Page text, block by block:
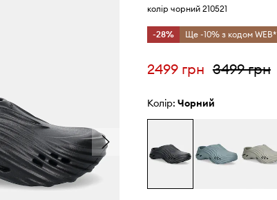
колір чорний 210521
-28% Ще -10% з кодом WEB*
2499 грн 3499 грн
Колір: чорний